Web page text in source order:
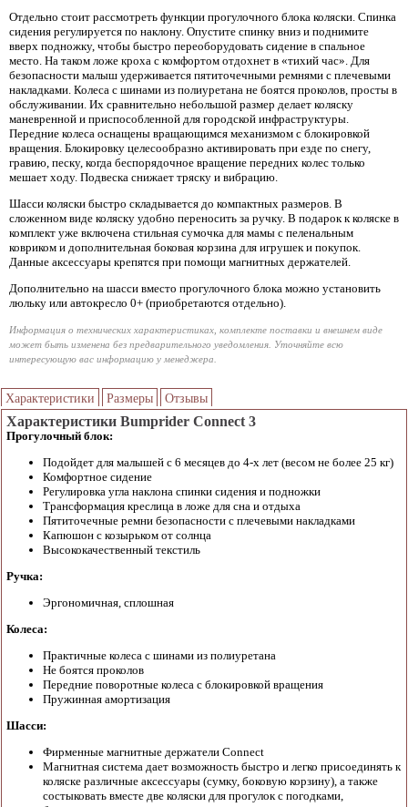
Отдельно стоит рассмотреть функции прогулочного блока коляски. Спинка
сидения регулируется по наклону. Опустите спинку вниз и поднимите
вверх подножку, чтобы быстро переоборудовать сидение в спальное
место. На таком ложе кроха с комфортом отдохнет в «тихий час». Для
безопасности малыш удерживается пятиточечными ремнями с плечевыми
накладками. Колеса с шинами из полиуретана не боятся проколов, просты в
обслуживании. Их сравнительно небольшой размер делает коляску
маневренной и приспособленной для городской инфраструктуры.
Передние колеса оснащены вращающимся механизмом с блокировкой
вращения. Блокировку целесообразно активировать при езде по снегу,
гравию, песку, когда беспорядочное вращение передних колес только
мешает ходу. Подвеска снижает тряску и вибрацию.
Шасси коляски быстро складывается до компактных размеров. В
сложенном виде коляску удобно переносить за ручку. В подарок к коляске в
комплект уже включена стильная сумочка для мамы с пеленальным
ковриком и дополнительная боковая корзина для игрушек и покупок.
Данные аксессуары крепятся при помощи магнитных держателей.
Дополнительно на шасси вместо прогулочного блока можно установить
люльку или автокресло 0+ (приобретаются отдельно).
Информация о технических характеристиках, комплекте поставки и внешнем виде
может быть изменена без предварительного уведомления. Уточняйте всю
интересующую вас информацию у менеджера.
Характеристики Размеры Отзывы
Характеристики Bumprider Connect 3
Прогулочный блок:
Подойдет для малышей с 6 месяцев до 4-х лет (весом не более 25 кг)
Комфортное сидение
Регулировка угла наклона спинки сидения и подножки
Трансформация креслица в ложе для сна и отдыха
Пятиточечные ремни безопасности с плечевыми накладками
Капюшон с козырьком от солнца
Высококачественный текстиль
Ручка:
Эргономичная, сплошная
Колеса:
Практичные колеса с шинами из полиуретана
Не боятся проколов
Передние поворотные колеса с блокировкой вращения
Пружинная амортизация
Шасси:
Фирменные магнитные держатели Connect
Магнитная система дает возможность быстро и легко присоединять к
коляске различные аксессуары (сумку, боковую корзину), а также
состыковать вместе две коляски для прогулок с погодками,